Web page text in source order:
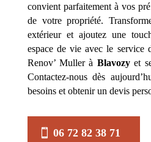
convient parfaitement à vos
de votre propriété.
extérieur et ajoutez une
espace de vie avec le service
Renov’ Muller à Blavozyet
Contactez-nous dès
besoins et obtenir un devis
06 72 82 38 71